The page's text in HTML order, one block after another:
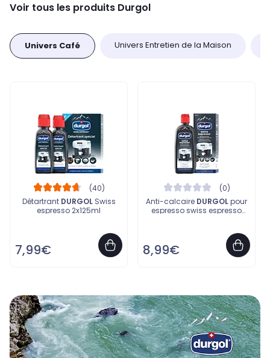
Voir tous les produits Durgol
Univers Café Univers Entretien de la Maison
Détartrant DURGOLSwiss
espresso 2x125ml
7,99€
Anti-calcaire DURGOL
espresso swiss espresso
8,99€